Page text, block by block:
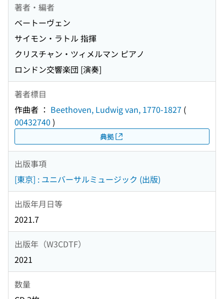
著者・編者
ベートーヴェン
サイモン・ラトル 指揮
クリスチャン・ツィメルマン ピアノ
ロンドン交響楽団 [演奏]
著者標目
作曲者 ： Beethoven, Ludwig van, 1770-1827 (
00432740 )
典拠
出版事項
[東京] : ユニバーサルミュージック (出版)
出版年月日等
2021.7
出版年（W3CDTF）
2021
数量